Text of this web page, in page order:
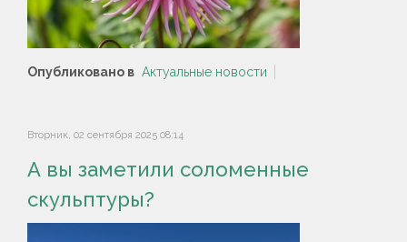
Опубликовано в Актуальные новости
Вторник, 02 сентября 2025 08:14
А вы заметили соломенные
скульптуры?